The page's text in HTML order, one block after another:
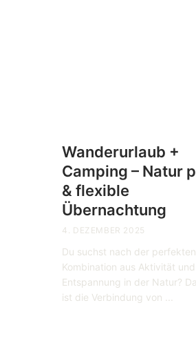
Wanderurlaub +
Camping – Natur
& flexible
Übernachtung
4. DEZEMBER 2025
Du suchst nach der perfekten
Kombination aus Aktivität und
Entspannung in der Natur?
ist die Verbindung von ...